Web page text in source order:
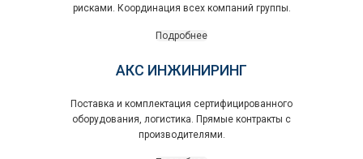
рисками. Координация всех компаний группы.
Подробнее
АКС ИНЖИНИРИНГ
Поставка и комплектация сертифицированного
оборудования, логистика. Прямые контракты с
производителями.